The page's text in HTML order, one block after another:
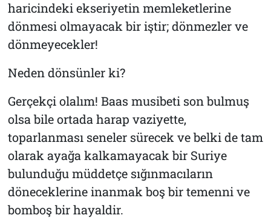
haricindeki ekseriyetin memleketlerine
dönmesi olmayacak bir iştir; dönmezler ve
dönmeyecekler!
Neden dönsünler ki?
Gerçekçi olalım! Baas musibeti son bulmuş
olsa bile ortada harap vaziyette,
toparlanması seneler sürecek ve belki de tam
olarak ayağa kalkamayacak bir Suriye
bulunduğu müddetçe sığınmacıların
döneceklerine inanmak boş bir temenni ve
bomboş bir hayaldir.